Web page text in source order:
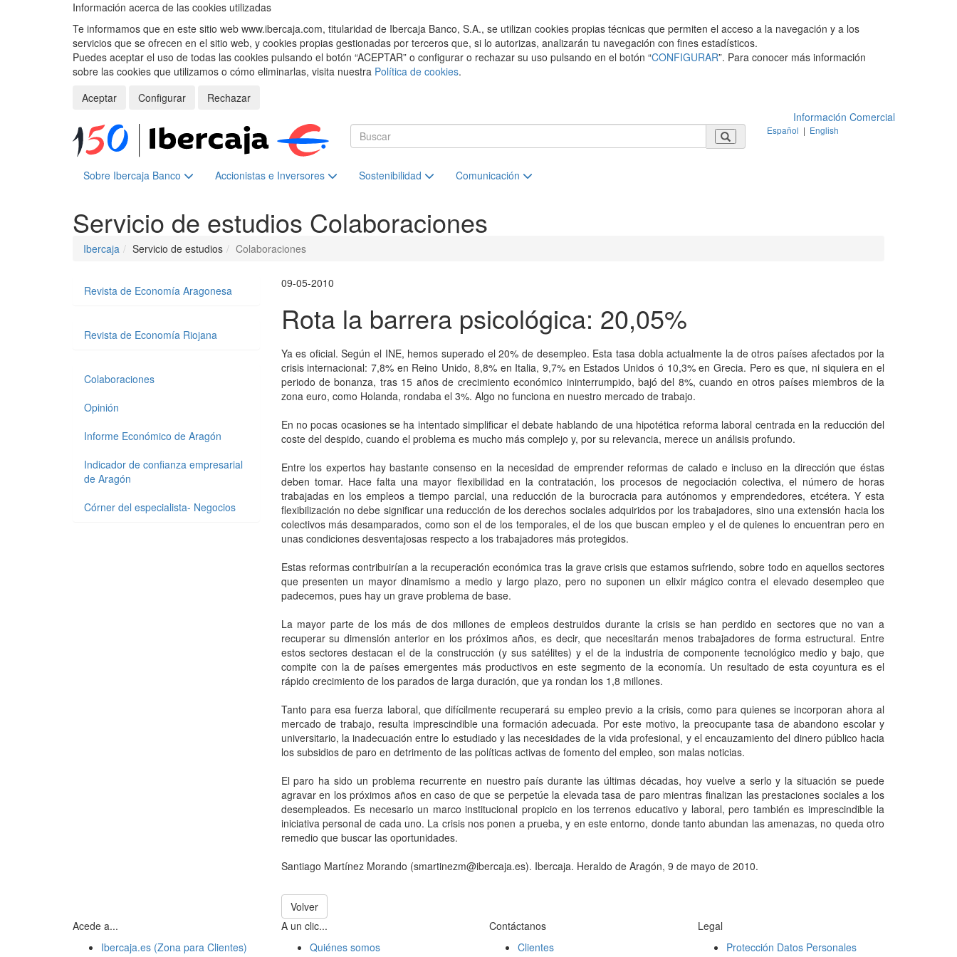
Información acerca de las cookies utilizadas
Te informamos que en este sitio web www.ibercaja.com, titularidad de Ibercaja Banco, S.A., se utilizan cookies propias técnicas que permiten el acceso a la navegación y a los
servicios que se ofrecen en el sitio web, y cookies propias gestionadas por terceros que, si lo autorizas, analizarán tu navegación con fines estadísticos.
Puedes aceptar el uso de todas las cookies pulsando el botón “ACEPTAR” o configurar o rechazar su uso pulsando en el botón “CONFIGURAR”. Para conocer más información
sobre las cookies que utilizamos o cómo eliminarlas, visita nuestra Política de cookies.
Aceptar
Configurar
Rechazar
Información Comercial
Español | English
Sobre Ibercaja Banco Accionistas e Inversores Sostenibilidad Comunicación
Servicio de estudios Colaboraciones
Ibercaja Servicio de estudios Colaboraciones
09-05-2010
Rota la barrera psicológica: 20,05%
Ya es oficial. Según el INE, hemos superado el 20% de desempleo. Esta tasa dobla actualmente la de otros países afectados por la
crisis internacional: 7,8% en Reino Unido, 8,8% en Italia, 9,7% en Estados Unidos ó 10,3% en Grecia. Pero es que, ni siquiera en el
periodo de bonanza, tras 15 años de crecimiento económico ininterrumpido, bajó del 8%, cuando en otros países miembros de la
zona euro, como Holanda, rondaba el 3%. Algo no funciona en nuestro mercado de trabajo.
En no pocas ocasiones se ha intentado simplificar el debate hablando de una hipotética reforma laboral centrada en la reducción del
coste del despido, cuando el problema es mucho más complejo y, por su relevancia, merece un análisis profundo.
Entre los expertos hay bastante consenso en la necesidad de emprender reformas de calado e incluso en la dirección que éstas
deben tomar. Hace falta una mayor flexibilidad en la contratación, los procesos de negociación colectiva, el número de horas
trabajadas en los empleos a tiempo parcial, una reducción de la burocracia para autónomos y emprendedores, etcétera. Y esta
flexibilización no debe significar una reducción de los derechos sociales adquiridos por los trabajadores, sino una extensión hacia los
colectivos más desamparados, como son el de los temporales, el de los que buscan empleo y el de quienes lo encuentran pero en
unas condiciones desventajosas respecto a los trabajadores más protegidos.
Estas reformas contribuirían a la recuperación económica tras la grave crisis que estamos sufriendo, sobre todo en aquellos sectores
que presenten un mayor dinamismo a medio y largo plazo, pero no suponen un elixir mágico contra el elevado desempleo que
padecemos, pues hay un grave problema de base.
La mayor parte de los más de dos millones de empleos destruidos durante la crisis se han perdido en sectores que no van a
recuperar su dimensión anterior en los próximos años, es decir, que necesitarán menos trabajadores de forma estructural. Entre
estos sectores destacan el de la construcción (y sus satélites) y el de la industria de componente tecnológico medio y bajo, que
compite con la de países emergentes más productivos en este segmento de la economía. Un resultado de esta coyuntura es el
rápido crecimiento de los parados de larga duración, que ya rondan los 1,8 millones.
Tanto para esa fuerza laboral, que difícilmente recuperará su empleo previo a la crisis, como para quienes se incorporan ahora al
mercado de trabajo, resulta imprescindible una formación adecuada. Por este motivo, la preocupante tasa de abandono escolar y
universitario, la inadecuación entre lo estudiado y las necesidades de la vida profesional, y el encauzamiento del dinero público hacia
los subsidios de paro en detrimento de las políticas activas de fomento del empleo, son malas noticias.
El paro ha sido un problema recurrente en nuestro país durante las últimas décadas, hoy vuelve a serlo y la situación se puede
agravar en los próximos años en caso de que se perpetúe la elevada tasa de paro mientras finalizan las prestaciones sociales a los
desempleados. Es necesario un marco institucional propicio en los terrenos educativo y laboral, pero también es imprescindible la
iniciativa personal de cada uno. La crisis nos ponen a prueba, y en este entorno, donde tanto abundan las amenazas, no queda otro
remedio que buscar las oportunidades.
Santiago Martínez Morando (smartinezm@ibercaja.es). Ibercaja. Heraldo de Aragón, 9 de mayo de 2010.
Volver
Revista de Economía Aragonesa
Revista de Economía Riojana
Colaboraciones
Opinión
Informe Económico de Aragón
Indicador de confianza empresarial
de Aragón
Córner del especialista- Negocios
Acede a...
Ibercaja.es (Zona para Clientes)
A un clic...
Quiénes somos
Contáctanos
Clientes
Legal
Protección Datos Personales